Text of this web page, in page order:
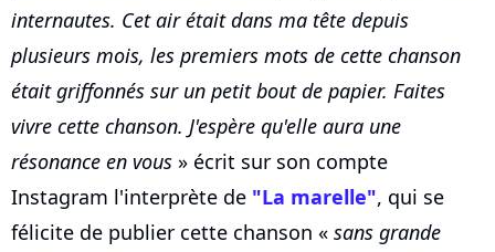
internautes. Cet air était dans ma tête depuis
plusieurs mois, les premiers mots de cette chanson
était griffonnés sur un petit bout de papier. Faites
vivre cette chanson. J'espère qu'elle aura une
résonance en vous » écrit sur son compte
Instagram l'interprète de "La marelle", qui se
félicite de publier cette chanson « sans grande